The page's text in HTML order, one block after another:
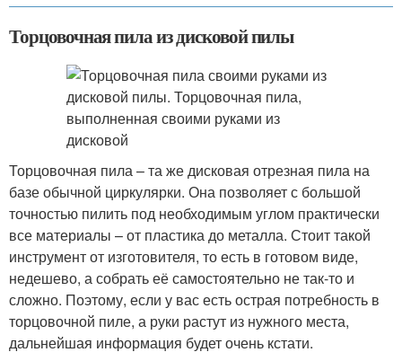
Торцовочная пила из дисковой пилы
Торцовочная пила – та же дисковая отрезная пила на
базе обычной циркулярки. Она позволяет с большой
точностью пилить под необходимым углом практически
все материалы – от пластика до металла. Стоит такой
инструмент от изготовителя, то есть в готовом виде,
недешево, а собрать её самостоятельно не так-то и
сложно. Поэтому, если у вас есть острая потребность в
торцовочной пиле, а руки растут из нужного места,
дальнейшая информация будет очень кстати.